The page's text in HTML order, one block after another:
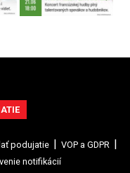
podujatie
VOP a GDPR
notifikácií